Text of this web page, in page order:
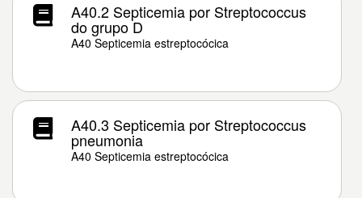
A40.2 Septicemia por Streptococcus
do grupo D
A40 Septicemia estreptocócica
A40.3 Septicemia por Streptococcus
pneumonia
A40 Septicemia estreptocócica